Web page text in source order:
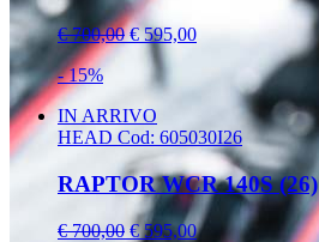
€ 700,00 € 595,00
- 15%
IN ARRIVO
HEAD Cod: 605030I26
RAPTOR WCR 140S (26)
€ 700,00 € 595,00